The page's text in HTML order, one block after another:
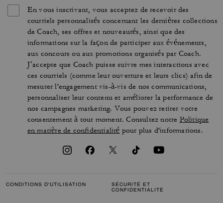
En vous inscrivant, vous acceptez de recevoir des
courriels personnalisés concernant les dernières collections
de Coach, ses offres et nouveautés, ainsi que des
informations sur la façon de participer aux événements,
aux concours ou aux promotions organisés par Coach.
J’accepte que Coach puisse suivre mes interactions avec
ces courriels (comme leur ouverture et leurs clics) afin de
mesurer l'engagement vis-à-vis de nos communications,
personnaliser leur contenu et améliorer la performance de
nos campagnes marketing. Vous pouvez retirer votre
consentement à tout moment. Consultez notre Politique
en matière de confidentialité pour plus d'informations.
CONDITIONS D'UTILISATION
SÉCURITÉ ET
CONFIDENTIALITÉ